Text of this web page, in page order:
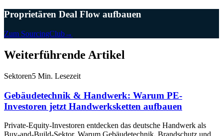
Proprietären Deal Flow aufbauen
Zum SourcingClub→
Weiterführende Artikel
Sektoren5 Min. Lesezeit
Gebäudetechnik & Handwerk: Warum PE-
Investoren jetzt Handwerksketten aufbauen
Private-Equity-Investoren entdecken das deutsche Handwerk als